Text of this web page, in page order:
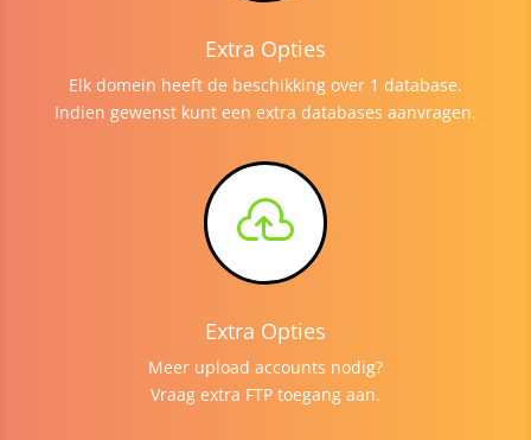
Extra Opties
Elk domein heeft de beschikking over 1 database.
Indien gewenst kunt een extra databases aanvragen.

Extra Opties
Meer upload accounts nodig?
Vraag extra FTP toegang aan.